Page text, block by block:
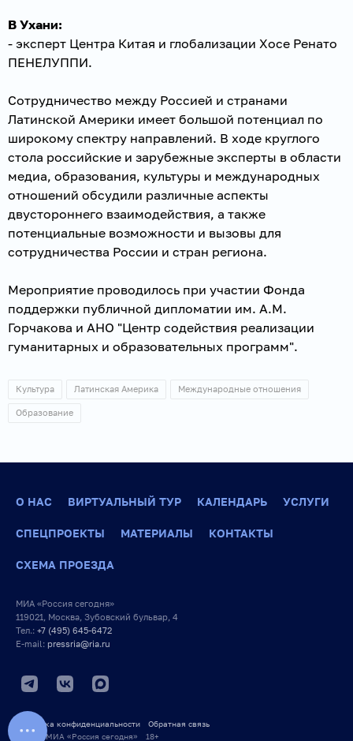
В Ухани:
- эксперт Центра Китая и глобализации Хосе Ренато
ПЕНЕЛУППИ.
Сотрудничество между Россией и странами
Латинской Америки имеет большой потенциал по
широкому спектру направлений. В ходе круглого
стола российские и зарубежные эксперты в области
медиа, образования, культуры и международных
отношений обсудили различные аспекты
двустороннего взаимодействия, а также
потенциальные возможности и вызовы для
сотрудничества России и стран региона.
Мероприятие проводилось при участии Фонда
поддержки публичной дипломатии им. А.М.
Горчакова и АНО "Центр содействия реализации
гуманитарных и образовательных программ".
Культура Латинская Америка Международные отношения
Образование
О НАС ВИРТУАЛЬНЫЙ ТУР КАЛЕНДАРЬ УСЛУГИ
СПЕЦПРОЕКТЫ МАТЕРИАЛЫ КОНТАКТЫ
СХЕМА ПРОЕЗДА
МИА «Россия сегодня»
119021, Москва, Зубовский бульвар, 4
Тел.: +7 (495) 645-6472
E-mail: pressria@ria.ru
Политика конфиденциальности
Обратная связь
© 2026 МИА «Россия сегодня» 18+